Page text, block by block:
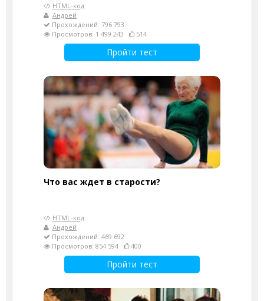
HTML-код
Андрей
Прохождений: 796 793
Просмотров: 1 499 243
514
Пройти тест
Что вас ждет в старости?
HTML-код
Андрей
Прохождений: 469 692
Просмотров: 854 594
400
Пройти тест